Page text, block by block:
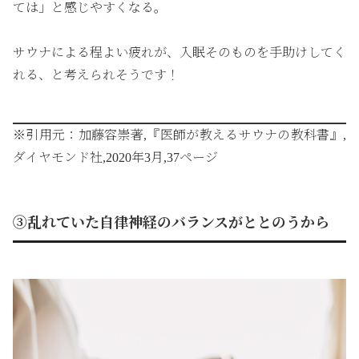
ては」と感じやすくなる。
サウナによる程よい疲れが、入眠そのものを手助けしてく
れる、と考えられそうです！
※引用元：加藤容崇著,『医師が教えるサウナの教科書』,
ダイヤモンド社,2020年3月,37ページ
③乱れていた自律神経のバランスがととのうから